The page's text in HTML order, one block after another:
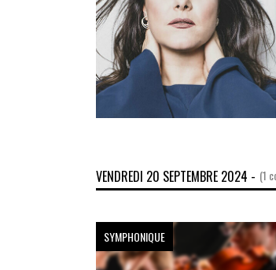
VENDREDI 20 SEPTEMBRE 2024 - (1
SYMPHONIQUE